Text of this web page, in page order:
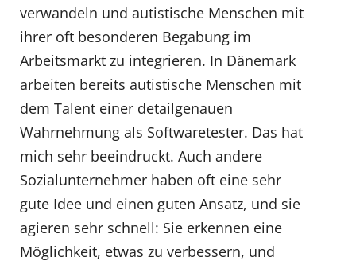
verwandeln und autistische Menschen mit
ihrer oft besonderen Begabung im
Arbeitsmarkt zu integrieren. In Dänemark
arbeiten bereits autistische Menschen mit
dem Talent einer detailgenauen
Wahrnehmung als Softwaretester. Das hat
mich sehr beeindruckt. Auch andere
Sozialunternehmer haben oft eine sehr
gute Idee und einen guten Ansatz, und sie
agieren sehr schnell: Sie erkennen eine
Möglichkeit, etwas zu verbessern, und